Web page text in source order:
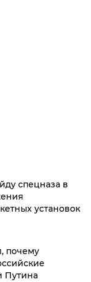
спецназа в
установок
почему
Путина